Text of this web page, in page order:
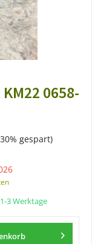
0658-
gespart)
3 Werktage